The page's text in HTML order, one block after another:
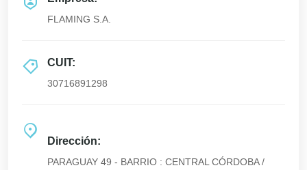
FLAMING S.A.
CUIT:
30716891298
Dirección:
PARAGUAY 49 - BARRIO : CENTRAL CÓRDOBA /